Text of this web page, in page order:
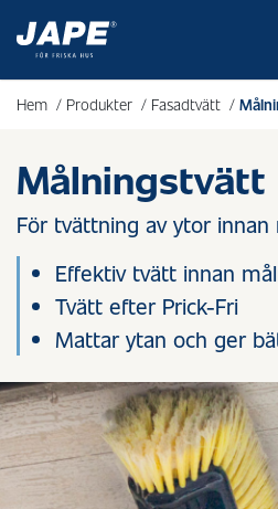
Hem / Produkter / Fasadtvätt /
Målningstvätt
För tvättning av ytor innan
Effektiv tvätt innan
Tvätt efter Prick-Fri
Mattar ytan och ger